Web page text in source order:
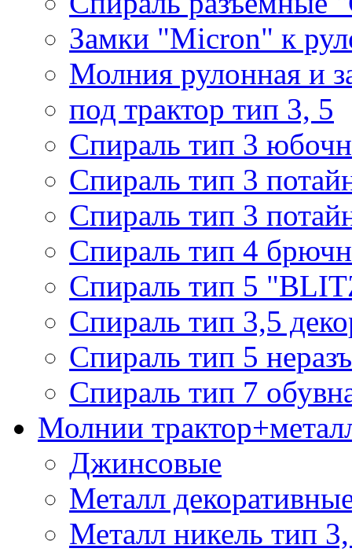
Замки "Micron" к
Молния рулонная и
под трактор тип 3, 5
Спираль тип 3
Спираль тип 3
Спираль тип 3
Спираль тип 4
Спираль тип 5
Спираль тип 3,5
Спираль тип 5
Спираль тип 7
Молнии
Джинсовые
Металл
Металл никель тип